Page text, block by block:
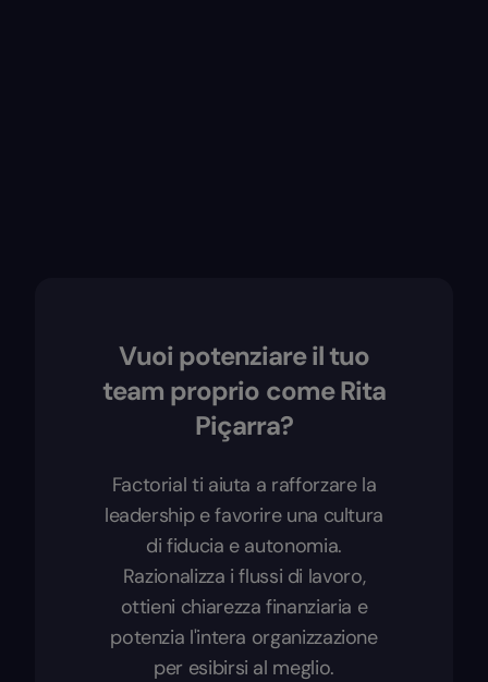
Vuoi potenziare il tuo
team proprio come Rita
Piçarra?
Factorial ti aiuta a rafforzare la
leadership e favorire una cultura
di fiducia e autonomia.
Razionalizza i flussi di lavoro,
ottieni chiarezza finanziaria e
potenzia l'intera organizzazione
per esibirsi al meglio.